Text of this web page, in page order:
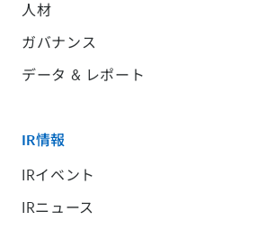
人材
ガバナンス
データ & レポート
IR情報
IRイベント
IRニュース